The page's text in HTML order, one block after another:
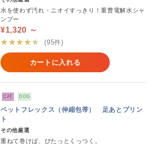
水を使わず汚れ・ニオイすっきり！重曹電解水シャ
ンプー
¥1,320 ～
★★★★★
(95件)
カートに入れる
CAT DOG
ペットフレックス（伸縮包帯） 足あとプリン
ト
その他厳選
重ねて巻けば、ぴたっとくっつく。